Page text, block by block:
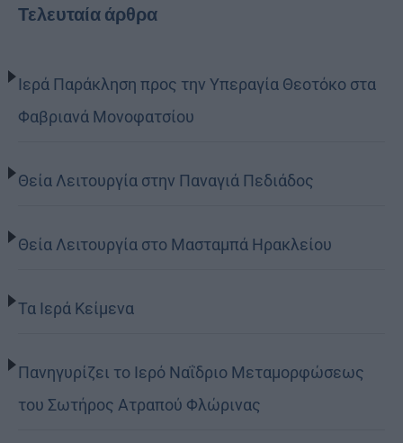
Τελευταία άρθρα
Ιερά Παράκληση προς την Υπεραγία Θεοτόκο στα
Φαβριανά Μονοφατσίου
Θεία Λειτουργία στην Παναγιά Πεδιάδος
Θεία Λειτουργία στο Μασταμπά Ηρακλείου
Τα Ιερά Κείμενα
Πανηγυρίζει το Ιερό Ναΐδριο Μεταμορφώσεως
του Σωτήρος Ατραπού Φλώρινας